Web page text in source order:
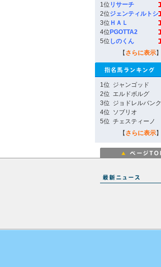
1位 リサーチ
2位ジェンティルトシ
3位 ＨＡＬ
4位 PGOTTA2
5位 しのくん
【 さらに表示】
1位 ジャンゴッド
2位 エルドボルグ
3位 ジョドレルバンク
4位 ソブリオ
5位 チェスティーノ
【 さらに表示】